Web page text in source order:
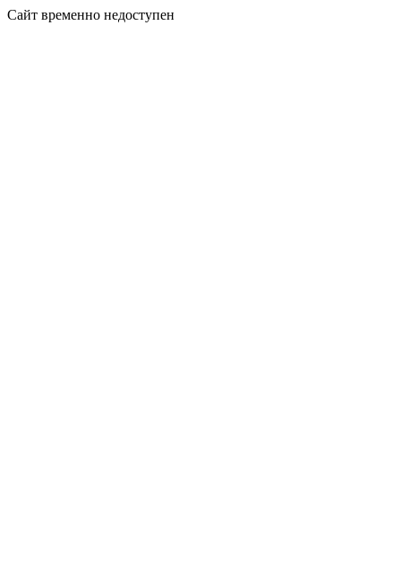
Сайт временно недоступен